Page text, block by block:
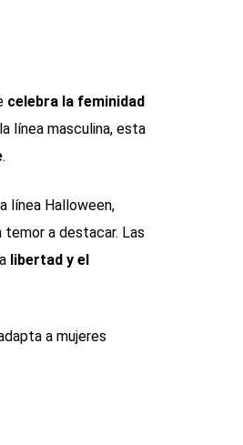
celebra la feminidad
línea masculina, esta
.
línea Halloween,
a destacar. Las
libertad y el
a mujeres